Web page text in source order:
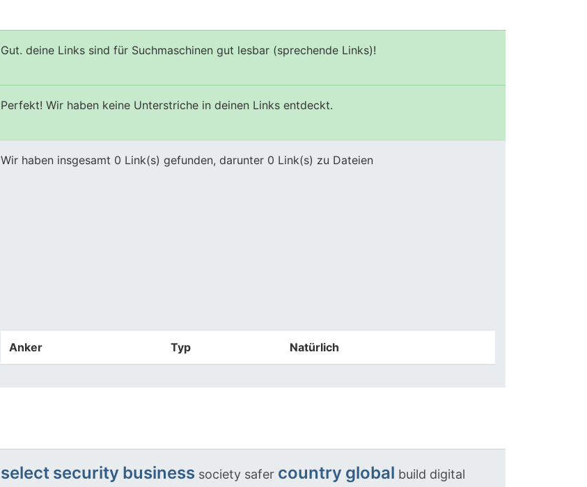
Gut. deine Links sind für Suchmaschinen gut lesbar (sprechende Links)!
Perfekt! Wir haben keine Unterstriche in deinen Links entdeckt.
Wir haben insgesamt 0 Link(s) gefunden, darunter 0 Link(s) zu Dateien
Anker Typ Natürlich
select security business society safer country global build digital